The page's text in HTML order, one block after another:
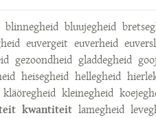
blinnegheid bluujegheid
euvergeit euverheid
gezoondheid gladdegheid
heisegheid hellegheid
kläöregheid kleinegheid
kwantiteit lamegheid